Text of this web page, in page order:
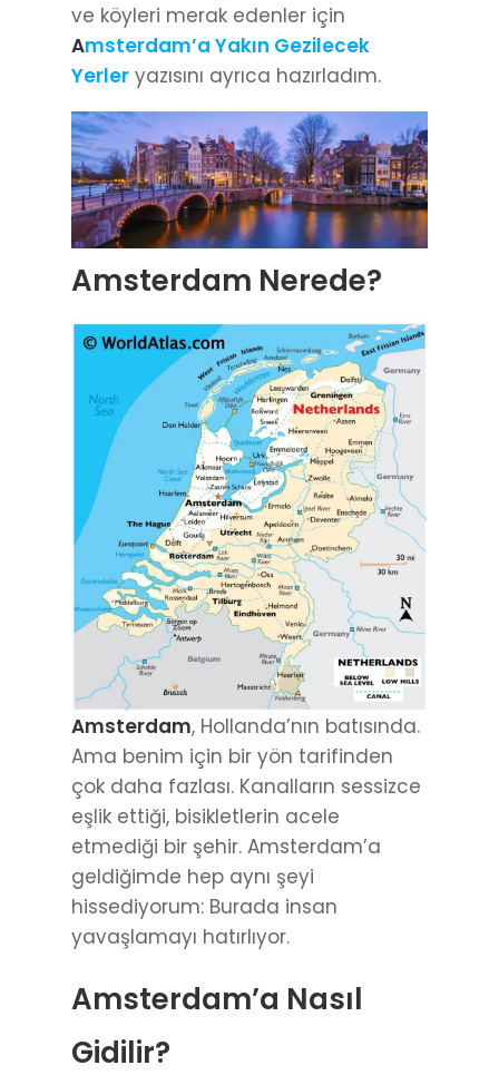
ve köyleri merak edenler için
Amsterdam’a Yakın Gezilecek
Yerler yazısını ayrıca hazırladım.
Amsterdam Nerede?
Amsterdam, Hollanda’nın batısında.
Ama benim için bir yön tarifinden
çok daha fazlası. Kanalların sessizce
eşlik ettiği, bisikletlerin acele
etmediği bir şehir. Amsterdam’a
geldiğimde hep aynı şeyi
hissediyorum: Burada insan
yavaşlamayı hatırlıyor.
Amsterdam’a Nasıl
Gidilir?